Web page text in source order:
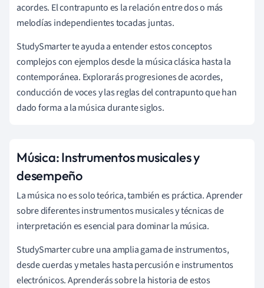
acordes. El contrapunto es la relación entre dos o más
melodías independientes tocadas juntas.
StudySmarter te ayuda a entender estos conceptos
complejos con ejemplos desde la música clásica hasta la
contemporánea. Explorarás progresiones de acordes,
conducción de voces y las reglas del contrapunto que han
dado forma a la música durante siglos.
Música: Instrumentos musicales y
desempeño
La música no es solo teórica, también es práctica. Aprender
sobre diferentes instrumentos musicales y técnicas de
interpretación es esencial para dominar la música.
StudySmarter cubre una amplia gama de instrumentos,
desde cuerdas y metales hasta percusión e instrumentos
electrónicos. Aprenderás sobre la historia de estos